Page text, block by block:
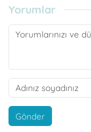
Yorumlar
Gönder